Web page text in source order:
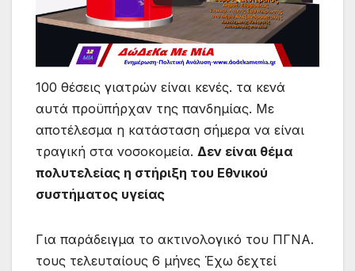
100 θέσεις γιατρών είναι κενές. τα κενά
αυτά προϋπήρχαν της πανδημίας. Με
αποτέλεσμα η κατάσταση σήμερα να είναι
τραγική στα νοσοκομεία. Δεν είναι θέμα
πολυτελείας η στήριξη του Εθνικού
συστήματος υγείας
Για παράδειγμα το ακτινολογικό του ΠΓΝΑ.
τους τελευταίους 6 μήνες Έχω δεχτεί